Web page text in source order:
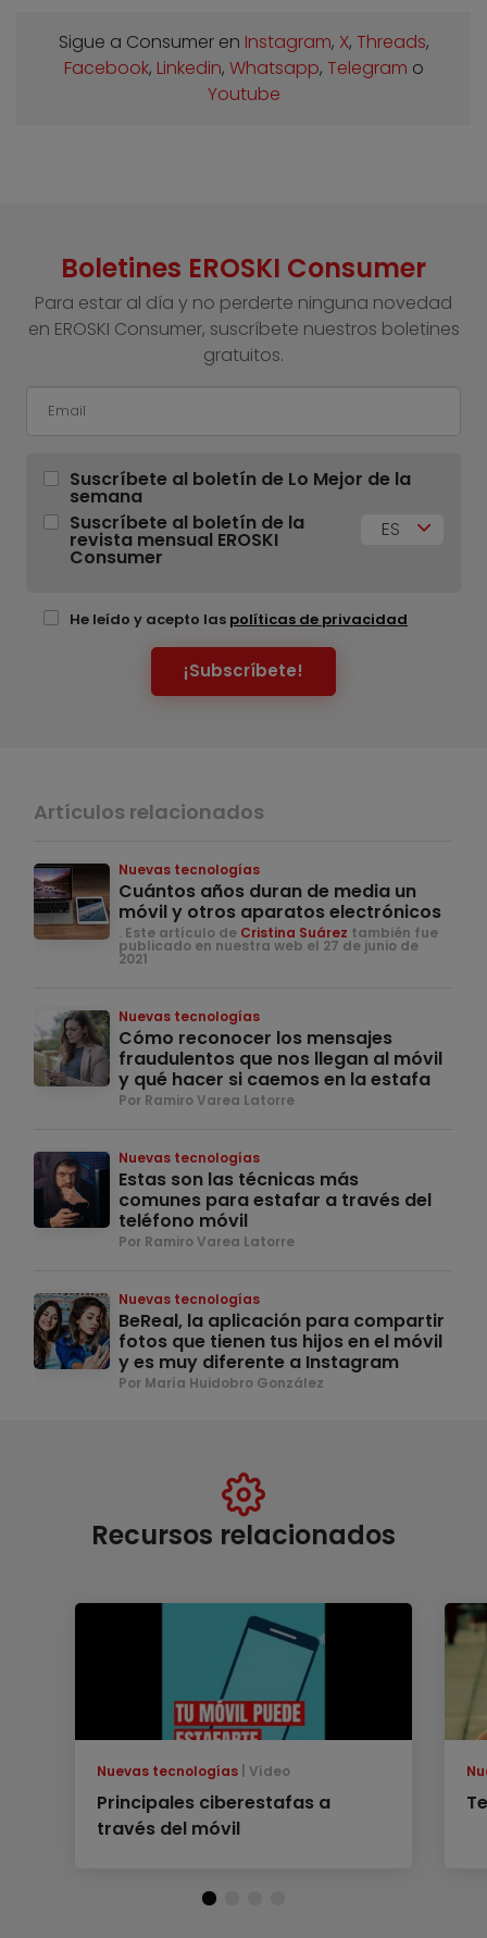
Sigue a Consumer en Instagram, X, Threads,
Facebook, Linkedin, Whatsapp, Telegram o
Youtube
Boletines EROSKI Consumer
Para estar al día y no perderte ninguna novedad
en EROSKI Consumer, suscríbete nuestros boletines
gratuitos.
Suscríbete al boletín de Lo Mejor de la
semana
Suscríbete al boletín de la
revista mensual EROSKI
Consumer
ES
He leído y acepto las políticas de privacidad
¡Subscríbete!
Artículos relacionados
Nuevas tecnologías
Cuántos años duran de media un
móvil y otros aparatos electrónicos
. Este artículo de Cristina Suárez también fue
publicado en nuestra web el 27 de junio de
2021
Nuevas tecnologías
Cómo reconocer los mensajes
fraudulentos que nos llegan al móvil
y qué hacer si caemos en la estafa
Por Ramiro Varea Latorre
Nuevas tecnologías
Estas son las técnicas más
comunes para estafar a través del
teléfono móvil
Por Ramiro Varea Latorre
Nuevas tecnologías
BeReal, la aplicación para compartir
fotos que tienen tus hijos en el móvil
y es muy diferente a Instagram
Por María Huidobro González
Recursos relacionados
Nuevas tecnologías Vídeo
Principales ciberestafas a
través del móvil